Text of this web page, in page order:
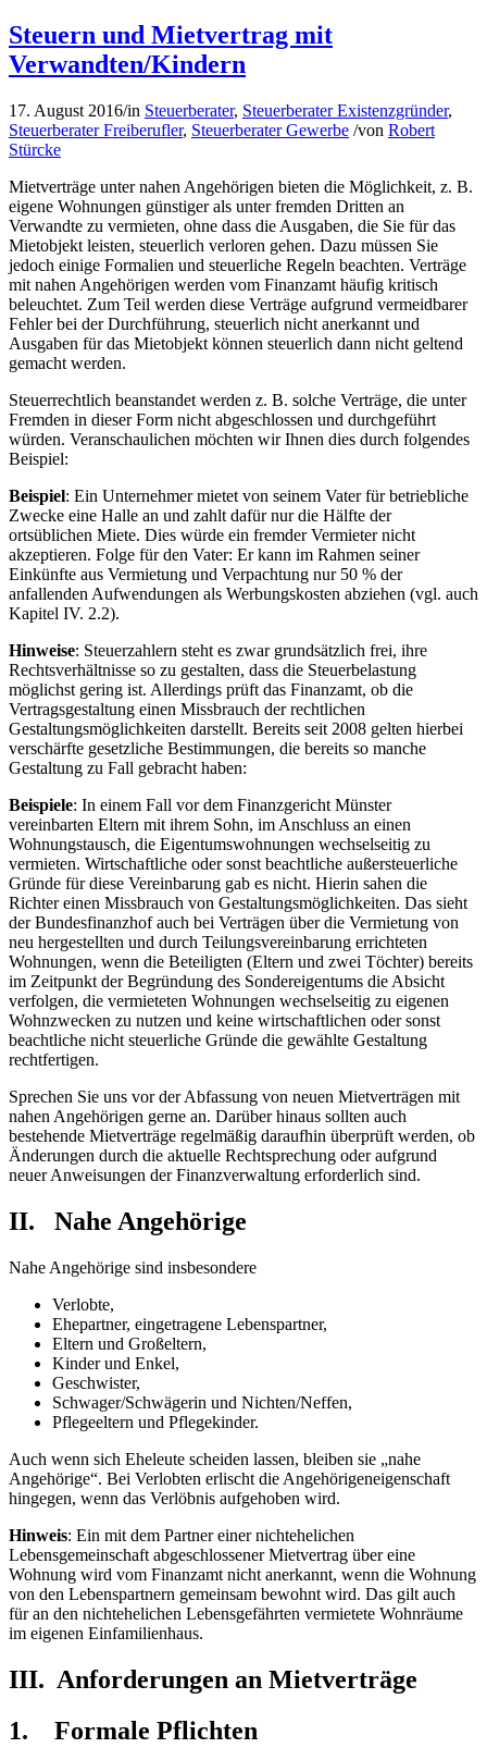
Steuern und Mietvertrag mit
Verwandten/Kindern
17. August 2016/in Steuerberater, Steuerberater Existenzgründer,
Steuerberater Freiberufler, Steuerberater Gewerbe /von Robert
Stürcke
Mietverträge unter nahen Angehörigen bieten die Möglichkeit, z. B.
eigene Wohnungen günstiger als unter fremden Dritten an
Verwandte zu vermieten, ohne dass die Ausgaben, die Sie für das
Mietobjekt leisten, steuerlich verloren gehen. Dazu müssen Sie
jedoch einige Formalien und steuerliche Regeln beachten. Verträge
mit nahen Angehörigen werden vom Finanzamt häufig kritisch
beleuchtet. Zum Teil werden diese Verträge aufgrund vermeidbarer
Fehler bei der Durchführung, steuerlich nicht anerkannt und
Ausgaben für das Mietobjekt können steuerlich dann nicht geltend
gemacht werden.
Steuerrechtlich beanstandet werden z. B. solche Verträge, die unter
Fremden in dieser Form nicht abgeschlossen und durchgeführt
würden. Veranschaulichen möchten wir Ihnen dies durch folgendes
Beispiel:
Beispiel: Ein Unternehmer mietet von seinem Vater für betriebliche
Zwecke eine Halle an und zahlt dafür nur die Hälfte der
ortsüblichen Miete. Dies würde ein fremder Vermieter nicht
akzeptieren. Folge für den Vater: Er kann im Rahmen seiner
Einkünfte aus Vermietung und Verpachtung nur 50 % der
anfallenden Aufwendungen als Werbungskosten abziehen (vgl. auch
Kapitel IV. 2.2).
Hinweise: Steuerzahlern steht es zwar grundsätzlich frei, ihre
Rechtsverhältnisse so zu gestalten, dass die Steuerbelastung
möglichst gering ist. Allerdings prüft das Finanzamt, ob die
Vertragsgestaltung einen Missbrauch der rechtlichen
Gestaltungsmöglichkeiten darstellt. Bereits seit 2008 gelten hierbei
verschärfte gesetzliche Bestimmungen, die bereits so manche
Gestaltung zu Fall gebracht haben:
Beispiele: In einem Fall vor dem Finanzgericht Münster
vereinbarten Eltern mit ihrem Sohn, im Anschluss an einen
Wohnungstausch, die Eigentumswohnungen wechselseitig zu
vermieten. Wirtschaftliche oder sonst beachtliche außersteuerliche
Gründe für diese Vereinbarung gab es nicht. Hierin sahen die
Richter einen Missbrauch von Gestaltungsmöglichkeiten. Das sieht
der Bundesfinanzhof auch bei Verträgen über die Vermietung von
neu hergestellten und durch Teilungsvereinbarung errichteten
Wohnungen, wenn die Beteiligten (Eltern und zwei Töchter) bereits
im Zeitpunkt der Begründung des Sondereigentums die Absicht
verfolgen, die vermieteten Wohnungen wechselseitig zu eigenen
Wohnzwecken zu nutzen und keine wirtschaftlichen oder sonst
beachtliche nicht steuerliche Gründe die gewählte Gestaltung
rechtfertigen.
Sprechen Sie uns vor der Abfassung von neuen Mietverträgen mit
nahen Angehörigen gerne an. Darüber hinaus sollten auch
bestehende Mietverträge regelmäßig daraufhin überprüft werden, ob
Änderungen durch die aktuelle Rechtsprechung oder aufgrund
neuer Anweisungen der Finanzverwaltung erforderlich sind.
II. Nahe Angehörige
Nahe Angehörige sind insbesondere
Verlobte,
Ehepartner, eingetragene Lebenspartner,
Eltern und Großeltern,
Kinder und Enkel,
Geschwister,
Schwager/Schwägerin und Nichten/Neffen,
Pflegeeltern und Pflegekinder.
Auch wenn sich Eheleute scheiden lassen, bleiben sie „nahe
Angehörige“. Bei Verlobten erlischt die Angehörigeneigenschaft
hingegen, wenn das Verlöbnis aufgehoben wird.
Hinweis: Ein mit dem Partner einer nichtehelichen
Lebensgemeinschaft abgeschlossener Mietvertrag über eine
Wohnung wird vom Finanzamt nicht anerkannt, wenn die Wohnung
von den Lebenspartnern gemeinsam bewohnt wird. Das gilt auch
für an den nichtehelichen Lebensgefährten vermietete Wohnräume
im eigenen Einfamilienhaus.
III. Anforderungen an Mietverträge
1. Formale Pflichten